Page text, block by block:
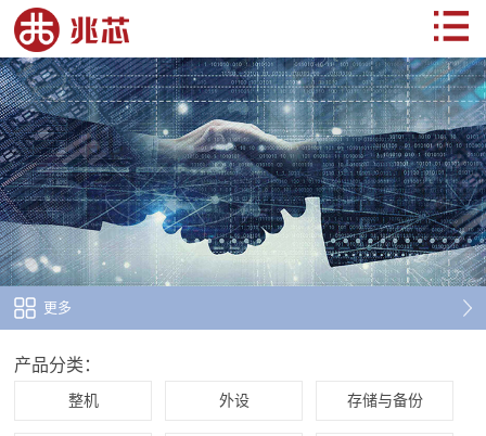
更多
产品分类：
整机 外设 存储与备份